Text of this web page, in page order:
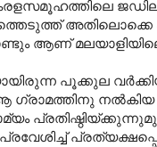
അതിലൊക്കെ
ആണ്
പൂക്കുല
നൽകിയ